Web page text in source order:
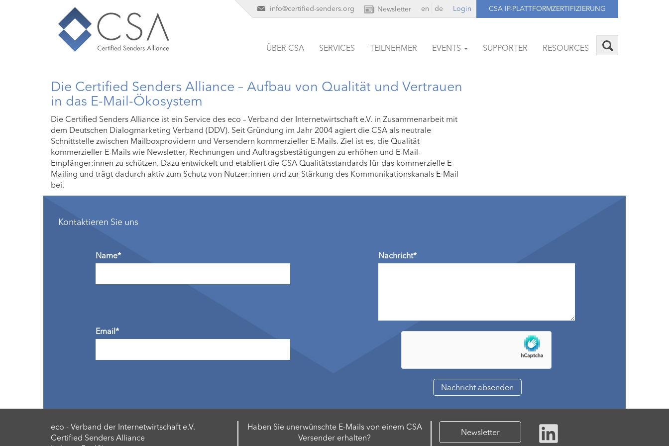
info@certified-senders.org Newsletter en de Login CSA IP-PLATTFORMZERTIFIZIERUNG
ÜBER CSA SERVICES TEILNEHMER EVENTS SUPPORTER RESOURCES
Die Certified Senders Alliance – Aufbau von Qualität und Vertrauen
in das E-Mail-Ökosystem
Die Certified Senders Alliance ist ein Service des eco – Verband der Internetwirtschaft e.V. in Zusammenarbeit mit
dem Deutschen Dialogmarketing Verband (DDV). Seit Gründung im Jahr 2004 agiert die CSA als neutrale
Schnittstelle zwischen Mailboxprovidern und Versendern kommerzieller E-Mails. Ziel ist es, die Qualität
kommerzieller E-Mails wie Newsletter, Rechnungen und Auftragsbestätigungen zu erhöhen und E-Mail-
Empfänger:innen zu schützen. Dazu entwickelt und etabliert die CSA Qualitätsstandards für das kommerzielle E-
Mailing und trägt dadurch aktiv zum Schutz von Nutzer:innen und zur Stärkung des Kommunikationskanals E-Mail
bei.
Kontaktieren Sie uns
Name*
Email*
Nachricht*
eco - Verband der Internetwirtschaft e.V.
Certified Senders Alliance
Haben Sie unerwünschte E-Mails von einem CSA
Versender erhalten?
Newsletter